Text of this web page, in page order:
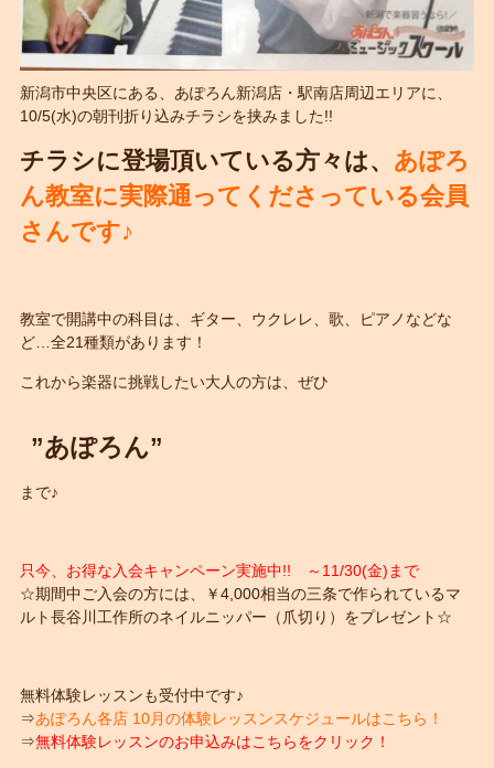
新潟市中央区にある、あぽろん新潟店・駅南店周辺エリアに、
10/5(水)の朝刊折り込みチラシを挟みました!!
チラシに登場頂いている方々は、 あぽろ
ん教室に実際通ってくださっている会員
さんです♪
教室で開講中の科目は、ギター、ウクレレ、歌、ピアノなどな
ど…全21種類があります！
これから楽器に挑戦したい大人の方は、ぜひ
”あぽろん”
まで♪
只今、お得な入会キャンペーン実施中!! ～11/30(金)まで
☆期間中ご入会の方には、￥4,000相当の三条で作られているマ
ルト長谷川工作所のネイルニッパー（爪切り）をプレゼント☆
無料体験レッスンも受付中です♪
⇒あぽろん各店 10月の体験レッスンスケジュールはこちら ！
⇒無料体験レッスンのお申込みはこちらをクリック ！